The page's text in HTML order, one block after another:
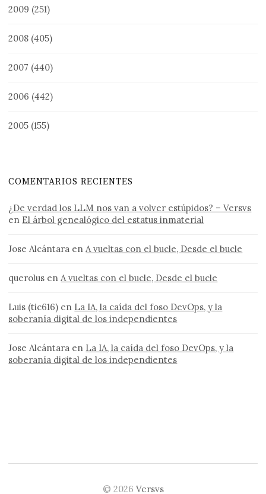
2009 (251)
2008 (405)
2007 (440)
2006 (442)
2005 (155)
COMENTARIOS RECIENTES
¿De verdad los LLM nos van a volver estúpidos? – Versvs
en El árbol genealógico del estatus inmaterial
Jose Alcántara enA vueltas con el bucle, Desde el bucle
querolus enA vueltas con el bucle, Desde el bucle
Luis (tic616) en La IA, la caída del foso DevOps, y la
soberanía digital de los independientes
Jose Alcántara en La IA, la caída del foso DevOps, y la
soberanía digital de los independientes
© 2026 Versvs